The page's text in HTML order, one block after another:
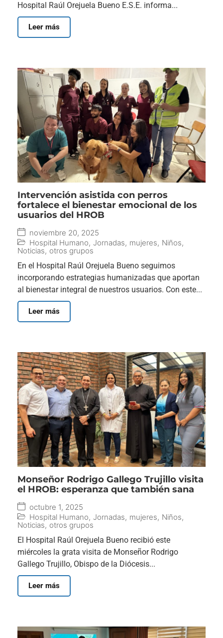
Hospital Raúl Orejuela Bueno E.S.E. informa...
Leer más
Intervención asistida con perros
fortalece el bienestar emocional de los
usuarios del HROB
noviembre 20, 2025
Hospital Humano, Jornadas, mujeres, Niños,
Noticias, otros grupos
En el Hospital Raúl Orejuela Bueno seguimos
incorporando estrategias humanizadas que aportan
al bienestar integral de nuestros usuarios. Con este...
Leer más
Monseñor Rodrigo Gallego Trujillo visita
el HROB: esperanza que también sana
octubre 1, 2025
Hospital Humano, Jornadas, mujeres, Niños,
Noticias, otros grupos
El Hospital Raúl Orejuela Bueno recibió este
miércoles la grata visita de Monseñor Rodrigo
Gallego Trujillo, Obispo de la Diócesis...
Leer más